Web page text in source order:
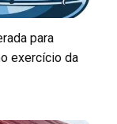
para
exercício da